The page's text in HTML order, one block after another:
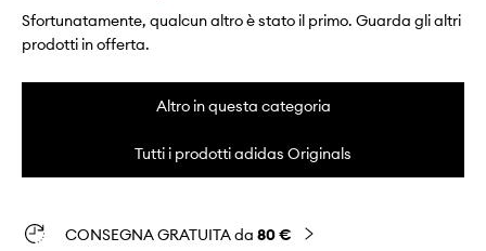
Sfortunatamente, qualcun altro è stato il primo. Guarda gli altri
prodotti in offerta.
Altro in questa categoria
Tutti i prodotti adidas Originals
CONSEGNA GRATUITA da 80 €